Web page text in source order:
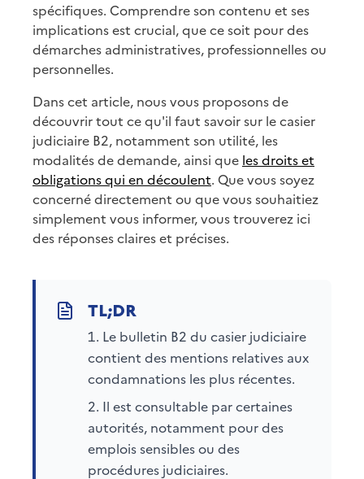
spécifiques. Comprendre son contenu et ses
implications est crucial, que ce soit pour des
démarches administratives, professionnelles ou
personnelles.
Dans cet article, nous vous proposons de
découvrir tout ce qu'il faut savoir sur le casier
judiciaire B2, notamment son utilité, les
modalités de demande, ainsi que les droits et
obligations qui en découlent. Que vous soyez
concerné directement ou que vous souhaitiez
simplement vous informer, vous trouverez ici
des réponses claires et précises.
Le bulletin B2 du casier judiciaire
contient des mentions relatives aux
condamnations les plus récentes.
Il est consultable par certaines
autorités, notamment pour des
emplois sensibles ou des
procédures judiciaires.